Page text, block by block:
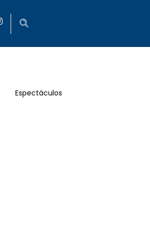
Espectáculos